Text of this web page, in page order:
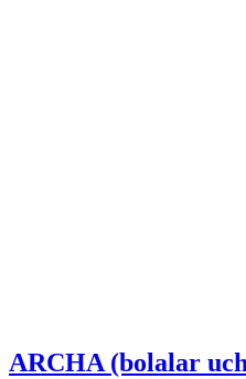
ARCHA (bolalar